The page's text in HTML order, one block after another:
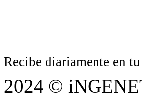
Recibe diariamente en
2024 ©